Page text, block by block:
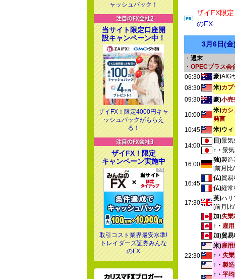
ザイFX限
のFX
3月6日(
・ 週末
・ OPECプラス会
06:30
豪)AIG
08:30
米)カ
09:30
豪)小売
10:00
米)カ
発言
10:45 米)ウィ
14:00
日)景気
↑・ 景
16:00
独)製造
[前月比
16:45
仏)貿易
仏)経常
17:30
英)ハリ
[前月比
22:30
加)失業
↑・ 雇
加)貿易
米)雇用
↑・ 失
↑・ 製
↑・ 平
ャッシュバック！
当サイト限定口座開
設キャンペーン中！
ザイFX！限定4000円キャ
ッシュバックがもらえ
る！
ザイFX！限定
キャンペーン実施中
取引コスト業界最安水準!
トレイダーズ証券みんな
のFX